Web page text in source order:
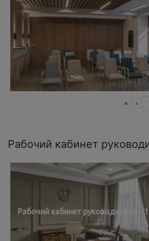
« ‹
Рабочий кабинет
Рабочий кабинет руководителя - 1